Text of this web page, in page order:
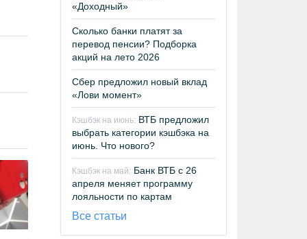
«Доходный»
Сколько банки платят за
перевод пенсии? Подборка
акций на лето 2026
Сбер предложил новый вклад
«Лови момент»
Кэшбэк на июнь: ВТБ предложил
выбрать категории кэшбэка на
июнь. Что нового?
Кэшбэк на май: Банк ВТБ с 26
апреля меняет программу
лояльности по картам
Все статьи